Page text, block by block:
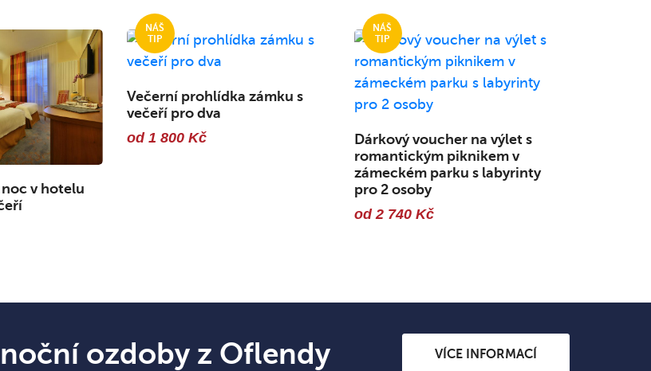
v hotelu
Večerní prohlídka zámku s
večeří pro dva
od 1 800 Kč
Dárkový voucher na výlet s
romantickým piknikem v
zámeckém parku s labyrinty
pro 2 osoby
od 2 740 Kč
ozdoby z Oflendy VÍCE INFORMACÍ